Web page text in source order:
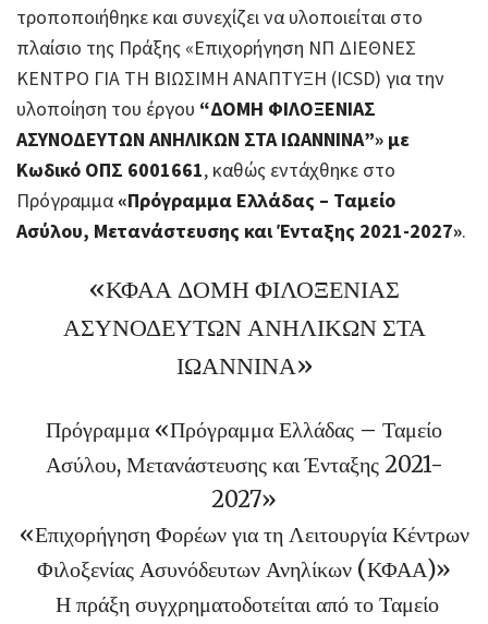
τροποποιήθηκε και συνεχίζει να υλοποιείται στο
πλαίσιο της Πράξης «Επιχορήγηση ΝΠ ΔΙΕΘΝΕΣ
ΚΕΝΤΡΟ ΓΙΑ ΤΗ ΒΙΩΣΙΜΗ ΑΝΑΠΤΥΞΗ (ICSD) για την
υλοποίηση του έργου “ΔΟΜΗ ΦΙΛΟΞΕΝΙΑΣ
ΑΣΥΝΟΔΕΥΤΩΝ ΑΝΗΛΙΚΩΝ ΣΤΑ ΙΩΑΝΝΙΝΑ”» με
Κωδικό ΟΠΣ 6001661, καθώς εντάχθηκε στο
Πρόγραμμα«Πρόγραμμα Ελλάδας – Ταμείο
Ασύλου, Μετανάστευσης και Ένταξης 2021-2027».
«ΚΦΑΑ ΔΟΜΗ ΦΙΛΟΞΕΝΙΑΣ
ΑΣΥΝΟΔΕΥΤΩΝ ΑΝΗΛΙΚΩΝ ΣΤΑ
ΙΩΑΝΝΙΝΑ»
Πρόγραμμα «Πρόγραμμα Ελλάδας – Ταμείο
Ασύλου, Μετανάστευσης και Ένταξης 2021-
2027»
«Επιχορήγηση Φορέων για τη Λειτουργία Κέντρων
Φιλοξενίας Ασυνόδευτων Ανηλίκων (ΚΦΑΑ)»
Η πράξη συγχρηματοδοτείται από το Ταμείο